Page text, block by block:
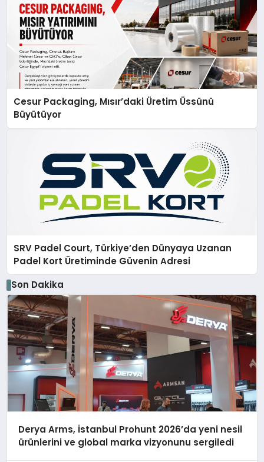
Cesur Packaging, Mısır’daki Üretim Üssünü
Büyütüyor
SRV Padel Court, Türkiye’den Dünyaya Uzanan
Padel Kort Üretiminde Güvenin Adresi
Son Dakika
Derya Arms, İstanbul Prohunt 2026’da yeni nesil
ürünlerini ve global marka vizyonunu sergiledi